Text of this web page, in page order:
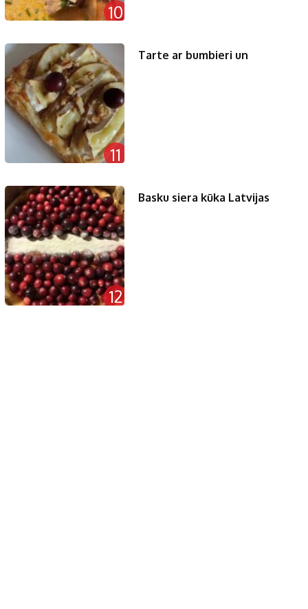
10
11
Tarte ar bumbieri un
12
Basku siera kūka Latvijas